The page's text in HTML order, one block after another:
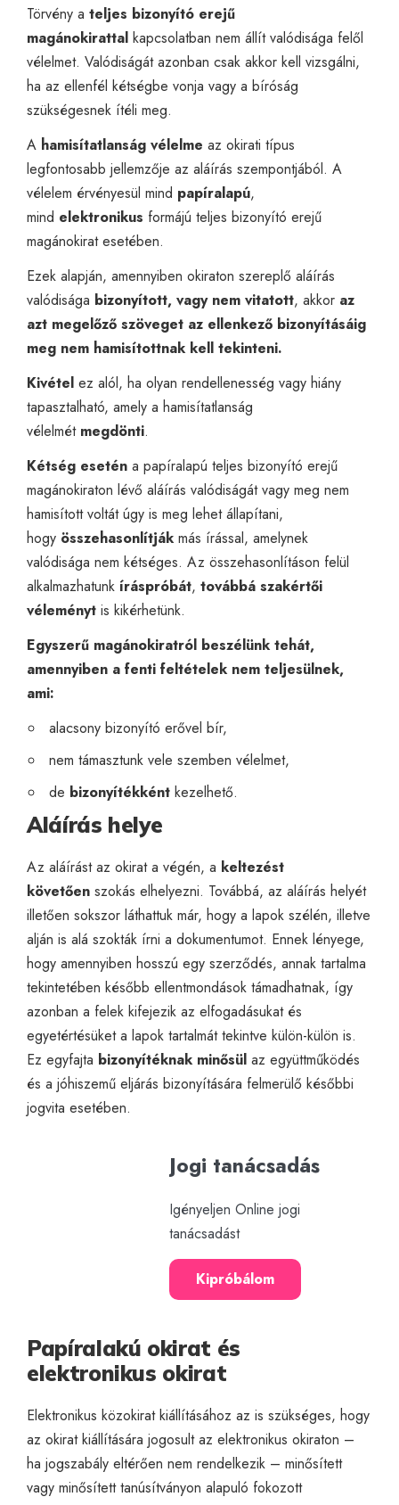
Törvény a teljes bizonyító erejű
magánokirattal kapcsolatban nem állít valódisága felől
vélelmet. Valódiságát azonban csak akkor kell vizsgálni,
ha az ellenfél kétségbe vonja vagy a bíróság
szükségesnek ítéli meg.
A hamisítatlanság vélelme az okirati típus
legfontosabb jellemzője az aláírás szempontjából. A
vélelem érvényesül mind papíralapú,
mind elektronikus formájú teljes bizonyító erejű
magánokirat esetében.
Ezek alapján, amennyiben okiraton szereplő aláírás
valódisága bizonyított, vagy nem vitatott, akkor az
azt megelőző szöveget az ellenkező bizonyításáig
meg nem hamisítottnak kell tekinteni.
Kivétel ez alól, ha olyan rendellenesség vagy hiány
tapasztalható, amely a hamisítatlanság
vélelmét megdönti.
Kétség esetén a papíralapú teljes bizonyító erejű
magánokiraton lévő aláírás valódiságát vagy meg nem
hamisított voltát úgy is meg lehet állapítani,
hogy összehasonlítják más írással, amelynek
valódisága nem kétséges. Az összehasonlításon felül
alkalmazhatunk íráspróbát, továbbá szakértői
véleményt is kikérhetünk.
Egyszerű magánokiratról beszélünk tehát,
amennyiben a fenti feltételek nem teljesülnek,
ami:
alacsony bizonyító erővel bír,
nem támasztunk vele szemben vélelmet,
de bizonyítékkéntkezelhető.
Aláírás helye
Az aláírást az okirat a végén, a keltezést
követően szokás elhelyezni. Továbbá, az aláírás helyét
illetően sokszor láthattuk már, hogy a lapok szélén, illetve
alján is alá szokták írni a dokumentumot. Ennek lényege,
hogy amennyiben hosszú egy szerződés, annak tartalma
tekintetében később ellentmondások támadhatnak, így
azonban a felek kifejezik az elfogadásukat és
egyetértésüket a lapok tartalmát tekintve külön-külön is.
Ez egyfajta bizonyítéknak minősül az együttműködés
és a jóhiszemű eljárás bizonyítására felmerülő későbbi
jogvita esetében.
Jogi tanácsadás
Igényeljen Online jogi
tanácsadást
Kipróbálom
Papíralakú okirat és
elektronikus okirat
Elektronikus közokirat kiállításához az is szükséges, hogy
az okirat kiállítására jogosult az elektronikus okiraton –
ha jogszabály eltérően nem rendelkezik – minősített
vagy minősített tanúsítványon alapuló fokozott